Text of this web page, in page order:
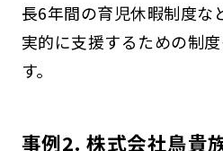
長6年間の育児休暇制度な
実的に支援するための制
す。
事例2. 株式会社鳥貴